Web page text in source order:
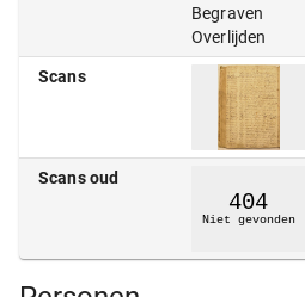
Begraven
Overlijden
Scans
Scans oud